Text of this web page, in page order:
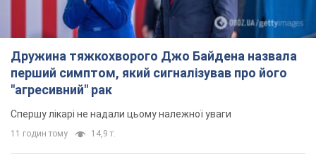
Дружина тяжкохворого Джо Байдена назвала
перший симптом, який сигналізував про його
"агресивний" рак
Спершу лікарі не надали цьому належної уваги
11 годин тому 14,9 т.